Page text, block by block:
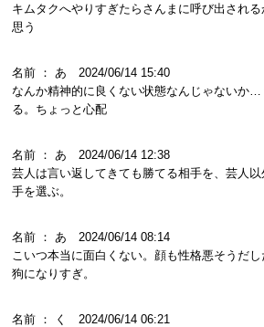
キムタクへやりすぎたらさんまに呼び出され
思う
名前 ： あ 2024/06/14 15:40
なんか精神的に良くない状態なんじゃないか…
る。ちょっと心配
名前 ： あ 2024/06/14 12:38
芸人は言い返してきても勝てる相手を、芸人
手を選ぶ。
名前 ： あ 2024/06/14 08:14
こいつ本当に面白くない。顔も性格悪そうだ
狗になりすぎ。
名前 ： く 2024/06/14 06:21